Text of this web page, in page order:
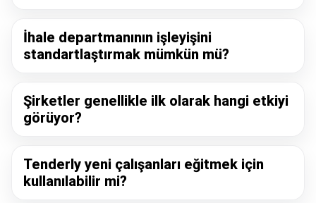
İhale departmanının işleyişini
standartlaştırmak mümkün mü?
Şirketler genellikle ilk olarak hangi etkiyi
görüyor?
Tenderly yeni çalışanları eğitmek için
kullanılabilir mi?